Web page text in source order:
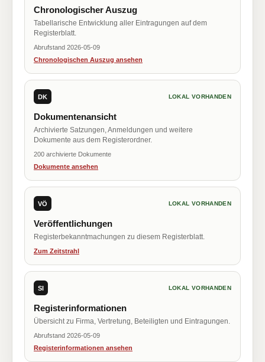
Chronologischer Auszug
Tabellarische Entwicklung aller Eintragungen auf dem
Registerblatt.
Abrufstand 2026-05-09
Chronologischen Auszug ansehen
DK LOKAL VORHANDEN
Dokumentenansicht
Archivierte Satzungen, Anmeldungen und weitere
Dokumente aus dem Registerordner.
200 archivierte Dokumente
Dokumente ansehen
VÖ LOKAL VORHANDEN
Veröffentlichungen
Registerbekanntmachungen zu diesem Registerblatt.
Zum Zeitstrahl
SI LOKAL VORHANDEN
Registerinformationen
Übersicht zu Firma, Vertretung, Beteiligten und Eintragungen.
Abrufstand 2026-05-09
Registerinformationen ansehen